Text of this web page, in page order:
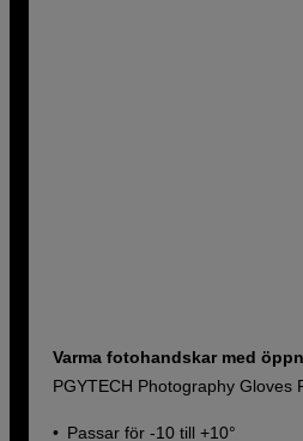
Varma fotohandskar med
PGYTECH Photography Gloves
Passar för -10 till +10°